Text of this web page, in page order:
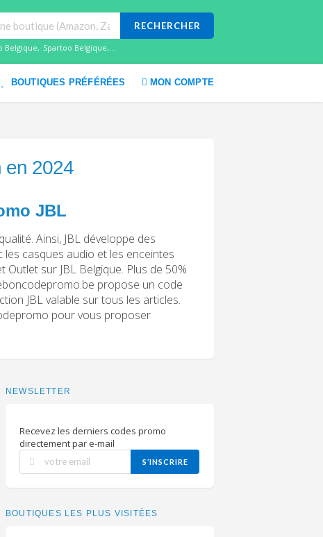
RECHERCHER
Belgique, Spartoo Belgique,...
BOUTIQUES PRÉFÉRÉES MON COMPTE
en 2024
JBL
Ainsi, JBL développe des
casques audio et les enceintes
sur JBL Belgique. Plus de 50%
propose un code
JBL valable sur tous les articles.
pour vous proposer
NEWSLETTER
Recevez les derniers codes promo
directement par e-mail
S’INSCRIRE
BOUTIQUES LES PLUS VISITÉES